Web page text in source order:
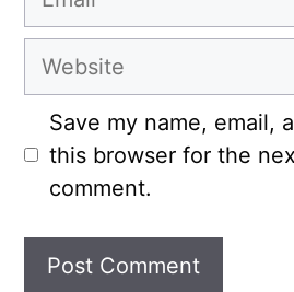
Website
Save my name, email,
this browser for the
comment.